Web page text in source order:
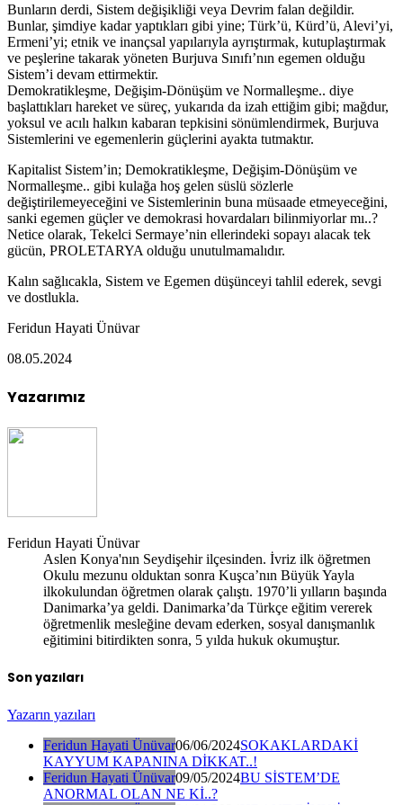
Bunların derdi, Sistem değişikliği veya Devrim falan değildir.
Bunlar, şimdiye kadar yaptıkları gibi yine; Türk’ü, Kürd’ü, Alevi’yi,
Ermeni’yi; etnik ve inançsal yapılarıyla ayrıştırmak, kutuplaştırmak
ve peşlerine takarak yöneten Burjuva Sınıfı’nın egemen olduğu
Sistem’i devam ettirmektir.
Demokratikleşme, Değişim-Dönüşüm ve Normalleşme.. diye
başlattıkları hareket ve süreç, yukarıda da izah ettiğim gibi; mağdur,
yoksul ve acılı halkın kabaran tepkisini sönümlendirmek, Burjuva
Sistemlerini ve egemenlerin güçlerini ayakta tutmaktır.
Kapitalist Sistem’in; Demokratikleşme, Değişim-Dönüşüm ve
Normalleşme.. gibi kulağa hoş gelen süslü sözlerle
değiştirilemeyeceğini ve Sistemlerinin buna müsaade etmeyeceğini,
sanki egemen güçler ve demokrasi hovardaları bilinmiyorlar mı..?
Netice olarak, Tekelci Sermaye’nin ellerindeki sopayı alacak tek
gücün, PROLETARYA olduğu unutulmamalıdır.
Kalın sağlıcakla, Sistem ve Egemen düşünceyi tahlil ederek, sevgi
ve dostlukla.
Feridun Hayati Ünüvar
08.05.2024
Yazarımız
Feridun Hayati Ünüvar
Aslen Konya'nın Seydişehir ilçesinden. İvriz ilk öğretmen
Okulu mezunu olduktan sonra Kuşca’nın Büyük Yayla
ilkokulundan öğretmen olarak çalıştı. 1970’li yılların başında
Danimarka’ya geldi. Danimarka’da Türkçe eğitim vererek
öğretmenlik mesleğine devam ederken, sosyal danışmanlık
eğitimini bitirdikten sonra, 5 yılda hukuk okumuştur.
Son yazıları
Yazarın yazıları
Feridun Hayati Ünüvar06/06/2024SOKAKLARDAKİ
KAYYUM KAPANINA DİKKAT..!
Feridun Hayati Ünüvar09/05/2024BU SİSTEM’DE
ANORMAL OLAN NE Kİ..?